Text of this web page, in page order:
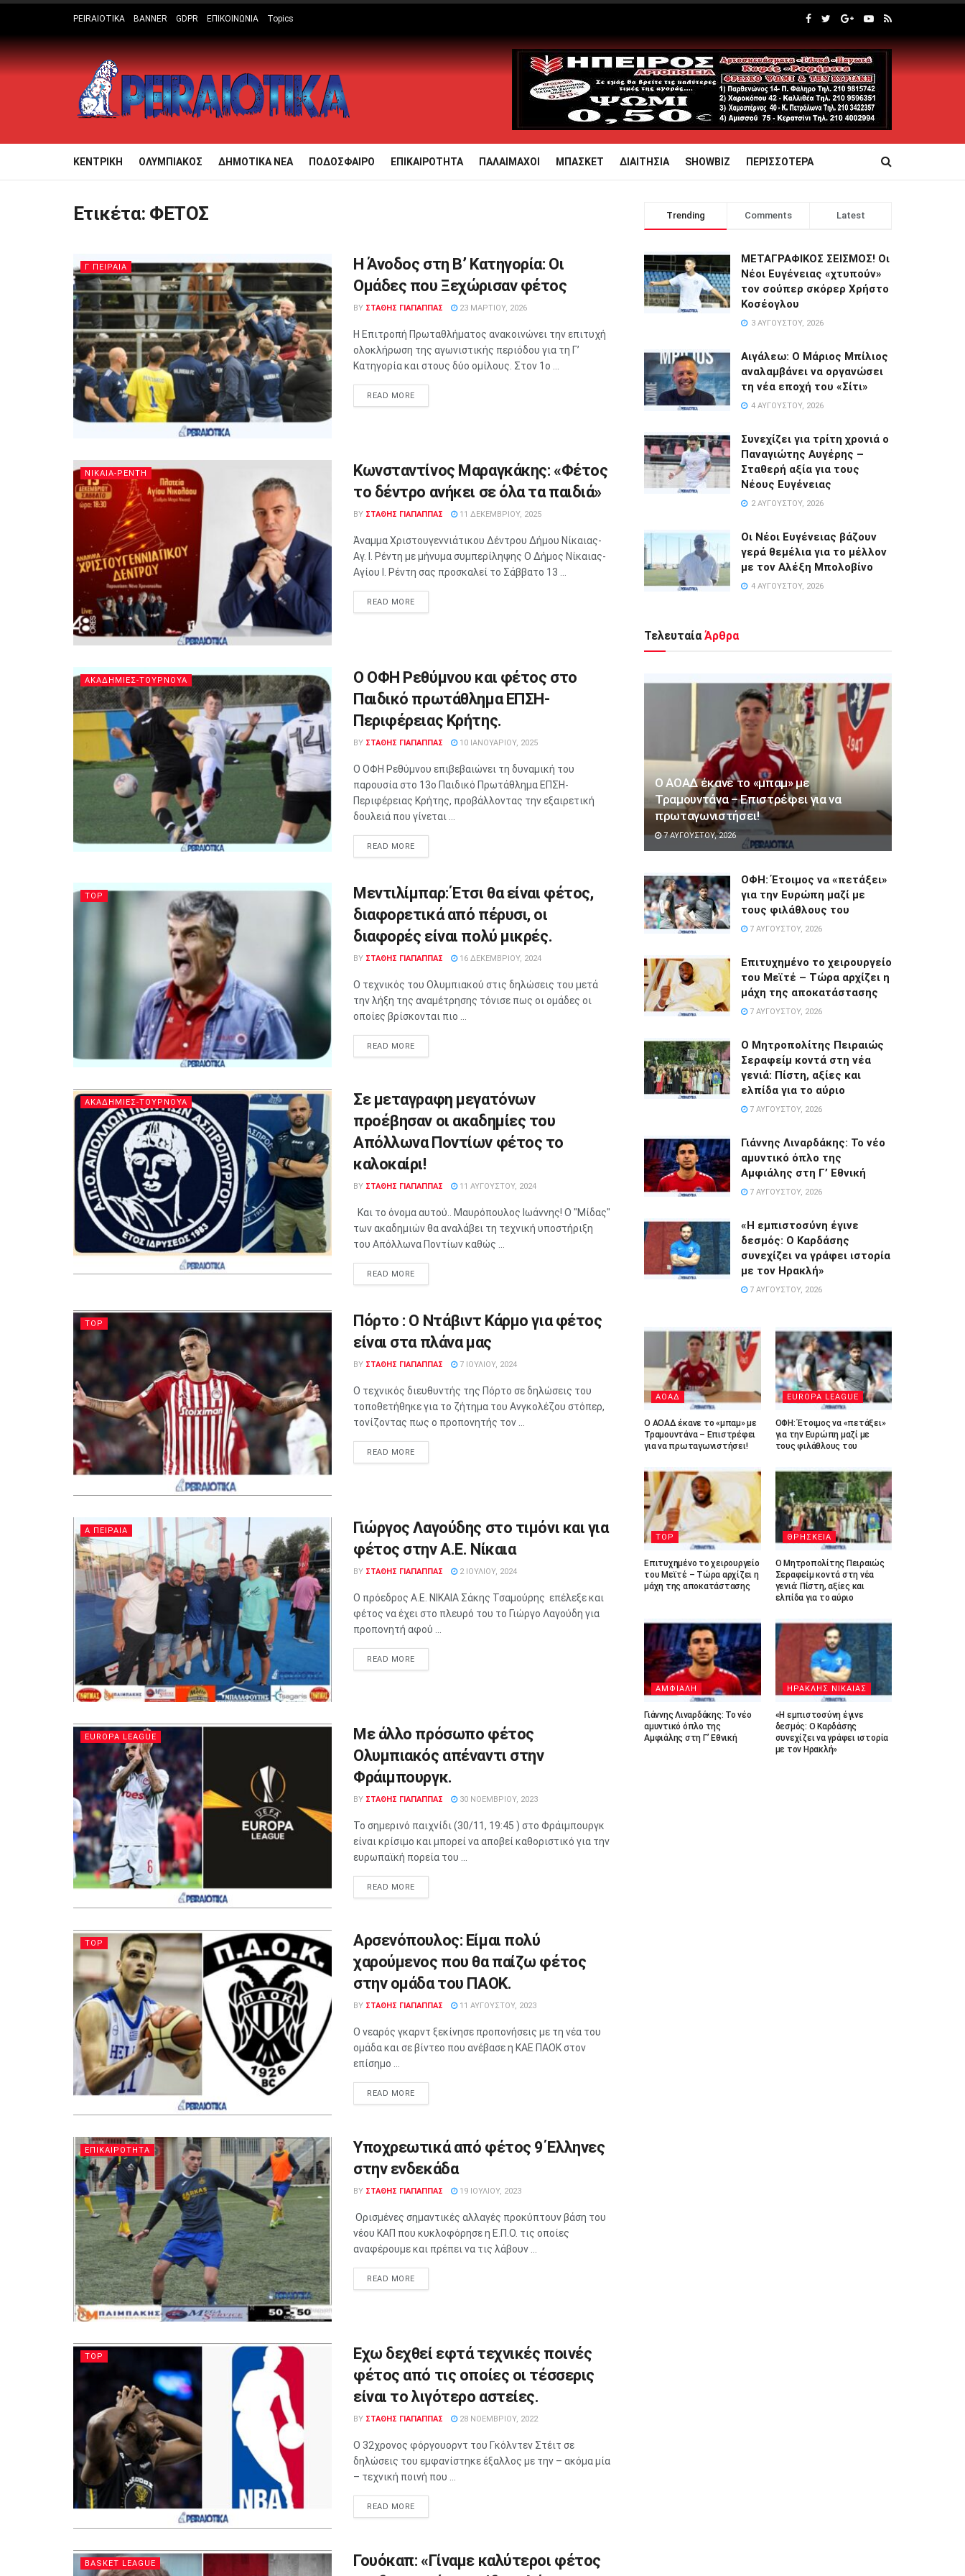
PEIRAIOTIKA BANNER GDPR ΕΠΙΚΟΙΝΩΝΙΑ Topics
ΚΕΝΤΡΙΚΗ ΟΛΥΜΠΙΑΚΟΣ ΔΗΜΟΤΙΚΑ ΝΕΑ ΠΟΔΟΣΦΑΙΡΟ ΕΠΙΚΑΙΡΟΤΗΤΑ ΠΑΛΑΙΜΑΧΟΙ ΜΠΑΣΚΕΤ ΔΙΑΙΤΗΣΙΑ SHOWBIZ ΠΕΡΙΣΣΟΤΕΡΑ
Ετικέτα: ΦΕΤΟΣ
Γ ΠΕΙΡΑΙΑ
Η Άνοδος στη Β’ Κατηγορία: Οι
Ομάδες που Ξεχώρισαν φέτος
BY ΣΤΑΘΗΣ ΓΊΑΠΑΠΠΑΣ 23 ΜΑΡΤΊΟΥ, 2026
Η Επιτροπή Πρωταθλήματος ανακοινώνει την επιτυχή
ολοκλήρωση της αγωνιστικής περιόδου για τη Γ’
Κατηγορία και στους δύο ομίλους. Στον 1ο ...
READ MORE
ΝΙΚΑΙΑ-ΡΕΝΤΗ
Κωνσταντίνος Μαραγκάκης: «Φέτος
το δέντρο ανήκει σε όλα τα παιδιά»
BY ΣΤΑΘΗΣ ΓΊΑΠΑΠΠΑΣ 11 ΔΕΚΕΜΒΡΊΟΥ, 2025
Άναμμα Χριστουγεννιάτικου Δέντρου Δήμου Νίκαιας-
Αγ. Ι. Ρέντη με μήνυμα συμπερίληψης Ο Δήμος Νίκαιας-
Αγίου Ι. Ρέντη σας προσκαλεί το Σάββατο 13 ...
READ MORE
ΑΚΑΔΗΜΙΕΣ-ΤΟΥΡΝΟΥΑ
Ο ΟΦΗ Ρεθύμνου και φέτος στο
Παιδικό πρωτάθλημα ΕΠΣΗ-
Περιφέρειας Κρήτης.
BY ΣΤΑΘΗΣ ΓΊΑΠΑΠΠΑΣ 10 ΙΑΝΟΥΑΡΊΟΥ, 2025
Ο ΟΦΗ Ρεθύμνου επιβεβαιώνει τη δυναμική του
παρουσία στο 13ο Παιδικό Πρωτάθλημα ΕΠΣΗ-
Περιφέρειας Κρήτης, προβάλλοντας την εξαιρετική
δουλειά που γίνεται ...
READ MORE
TOP
Μεντιλίμπαρ: Έτσι θα είναι φέτος,
διαφορετικά από πέρυσι, οι
διαφορές είναι πολύ μικρές.
BY ΣΤΑΘΗΣ ΓΊΑΠΑΠΠΑΣ 16 ΔΕΚΕΜΒΡΊΟΥ, 2024
Ο τεχνικός του Ολυμπιακού στις δηλώσεις του μετά
την λήξη της αναμέτρησης τόνισε πως οι ομάδες οι
οποίες βρίσκονται πιο ...
READ MORE
ΑΚΑΔΗΜΙΕΣ-ΤΟΥΡΝΟΥΑ
Σε μεταγραφη μεγατόνων
προέβησαν οι ακαδημίες του
Απόλλωνα Ποντίων φέτος το
καλοκαίρι!
BY ΣΤΑΘΗΣ ΓΊΑΠΑΠΠΑΣ 11 ΑΥΓΟΎΣΤΟΥ, 2024
Και το όνομα αυτού.. Μαυρόπουλος Ιωάννης! Ο "Μίδας"
των ακαδημιών θα αναλάβει τη τεχνική υποστήριξη
του Απόλλωνα Ποντίων καθώς ...
READ MORE
TOP
Πόρτο : O Ντάβιντ Κάρμο για φέτος
είναι στα πλάνα μας
BY ΣΤΑΘΗΣ ΓΊΑΠΑΠΠΑΣ 7 ΙΟΥΛΊΟΥ, 2024
Ο τεχνικός διευθυντής της Πόρτο σε δηλώσεις του
τοποθετήθηκε για το ζήτημα του Ανγκολέζου στόπερ,
τονίζοντας πως ο προπονητής τον ...
READ MORE
Α ΠΕΙΡΑΙΑ
Γιώργος Λαγούδης στο τιμόνι και για
φέτος στην Α.Ε. Νίκαια
BY ΣΤΑΘΗΣ ΓΊΑΠΑΠΠΑΣ 2 ΙΟΥΛΊΟΥ, 2024
Ο πρόεδρος Α.Ε. ΝΙΚΑΙΑ Σάκης Τσαμούρης επέλεξε και
φέτος να έχει στο πλευρό του το Γιώργο Λαγούδη για
προπονητή αφού ...
READ MORE
EUROPA LEAGUE
Με άλλο πρόσωπο φέτος
Ολυμπιακός απέναντι στην
Φράιμπουργκ.
BY ΣΤΑΘΗΣ ΓΊΑΠΑΠΠΑΣ 30 ΝΟΕΜΒΡΊΟΥ, 2023
Το σημερινό παιχνίδι (30/11, 19:45 ) στο Φράιμπουργκ
είναι κρίσιμο και μπορεί να αποβεί καθοριστικό για την
ευρωπαϊκή πορεία του ...
READ MORE
TOP
Αρσενόπουλος: Είμαι πολύ
χαρούμενος που θα παίζω φέτος
στην ομάδα του ΠΑΟΚ.
BY ΣΤΑΘΗΣ ΓΊΑΠΑΠΠΑΣ 11 ΑΥΓΟΎΣΤΟΥ, 2023
Ο νεαρός γκαρντ ξεκίνησε προπονήσεις με τη νέα του
ομάδα και σε βίντεο που ανέβασε η ΚΑΕ ΠΑΟΚ στον
επίσημο ...
READ MORE
ΕΠΙΚΑΙΡΟΤΗΤΑ
Υποχρεωτικά από φέτος 9 Έλληνες
στην ενδεκάδα
BY ΣΤΑΘΗΣ ΓΊΑΠΑΠΠΑΣ 19 ΙΟΥΛΊΟΥ, 2023
Ορισμένες σημαντικές αλλαγές προκύπτουν βάση του
νέου ΚΑΠ που κυκλοφόρησε η Ε.Π.Ο. τις οποίες
αναφέρουμε και πρέπει να τις λάβουν ...
READ MORE
TOP
Εχω δεχθεί εφτά τεχνικές ποινές
φέτος από τις οποίες οι τέσσερις
είναι το λιγότερο αστείες.
BY ΣΤΑΘΗΣ ΓΊΑΠΑΠΠΑΣ 28 ΝΟΕΜΒΡΊΟΥ, 2022
Ο 32χρονος φόργουορντ του Γκόλντεν Στέιτ σε
δηλώσεις του εμφανίστηκε έξαλλος με την – ακόμα μία
– τεχνική ποινή που ...
READ MORE
BASKET LEAGUE
Γουόκαπ: «Γίναμε καλύτεροι φέτος
Trending Comments Latest
ΜΕΤΑΓΡΑΦΙΚΟΣ ΣΕΙΣΜΟΣ! Οι
Νέοι Ευγένειας «χτυπούν»
τον σούπερ σκόρερ Χρήστο
Κοσέογλου
3 ΑΥΓΟΎΣΤΟΥ, 2026
Αιγάλεω: Ο Μάριος Μπίλιος
αναλαμβάνει να οργανώσει
τη νέα εποχή του «Σίτι»
4 ΑΥΓΟΎΣΤΟΥ, 2026
Συνεχίζει για τρίτη χρονιά ο
Παναγιώτης Αυγέρης –
Σταθερή αξία για τους
Νέους Ευγένειας
2 ΑΥΓΟΎΣΤΟΥ, 2026
Οι Νέοι Ευγένειας βάζουν
γερά θεμέλια για το μέλλον
με τον Αλέξη Μπολοβίνο
4 ΑΥΓΟΎΣΤΟΥ, 2026
Τελευταία Άρθρα
Ο ΑΟΑΔ έκανε το «μπαμ» με
Τραμουντάνα – Επιστρέφει για να
πρωταγωνιστήσει!
7 ΑΥΓΟΎΣΤΟΥ, 2026
ΟΦΗ: Έτοιμος να «πετάξει»
για την Ευρώπη μαζί με
τους φιλάθλους του
7 ΑΥΓΟΎΣΤΟΥ, 2026
Επιτυχημένο το χειρουργείο
του Μεϊτέ – Τώρα αρχίζει η
μάχη της αποκατάστασης
7 ΑΥΓΟΎΣΤΟΥ, 2026
Ο Μητροπολίτης Πειραιώς
Σεραφείμ κοντά στη νέα
γενιά: Πίστη, αξίες και
ελπίδα για το αύριο
7 ΑΥΓΟΎΣΤΟΥ, 2026
Γιάννης Λιναρδάκης: Το νέο
αμυντικό όπλο της
Αμφιάλης στη Γ’ Εθνική
7 ΑΥΓΟΎΣΤΟΥ, 2026
«Η εμπιστοσύνη έγινε
δεσμός: Ο Καρδάσης
συνεχίζει να γράφει ιστορία
με τον Ηρακλή»
7 ΑΥΓΟΎΣΤΟΥ, 2026
ΑΟΑΔ
Ο ΑΟΑΔ έκανε το «μπαμ» με
Τραμουντάνα – Επιστρέφει
για να πρωταγωνιστήσει!
EUROPA LEAGUE
ΟΦΗ: Έτοιμος να «πετάξει»
για την Ευρώπη μαζί με
τους φιλάθλους του
TOP
Επιτυχημένο το χειρουργείο
του Μεϊτέ – Τώρα αρχίζει η
μάχη της αποκατάστασης
ΘΡΗΣΚΕΙΑ
Ο Μητροπολίτης Πειραιώς
Σεραφείμ κοντά στη νέα
γενιά: Πίστη, αξίες και
ελπίδα για το αύριο
ΑΜΦΙΑΛΗ
Γιάννης Λιναρδάκης: Το νέο
αμυντικό όπλο της
Αμφιάλης στη Γ’ Εθνική
ΗΡΑΚΛΗΣ ΝΙΚΑΙΑΣ
«Η εμπιστοσύνη έγινε
δεσμός: Ο Καρδάσης
συνεχίζει να γράφει ιστορία
με τον Ηρακλή»